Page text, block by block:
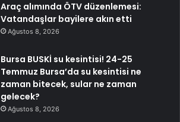
Araç alımında ÖTV düzenlemesi:
Vatandaşlar bayilere akın etti
Ağustos 8, 2026
Bursa BUSKİ su kesintisi! 24-25
Temmuz Bursa’da su kesintisi ne
zaman bitecek, sular ne zaman
gelecek?
Ağustos 8, 2026